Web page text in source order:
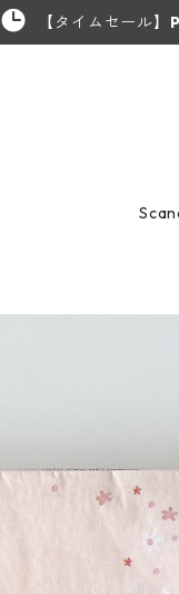
【タイムセール】